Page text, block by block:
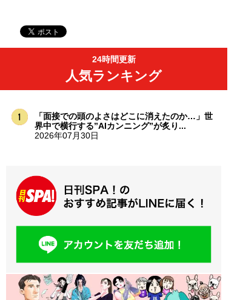
24時間更新
人気ランキング
「面接での頭のよさはどこに消えたのか…」世
界中で横行する”AIカンニング”が炙り...
2026年07月30日